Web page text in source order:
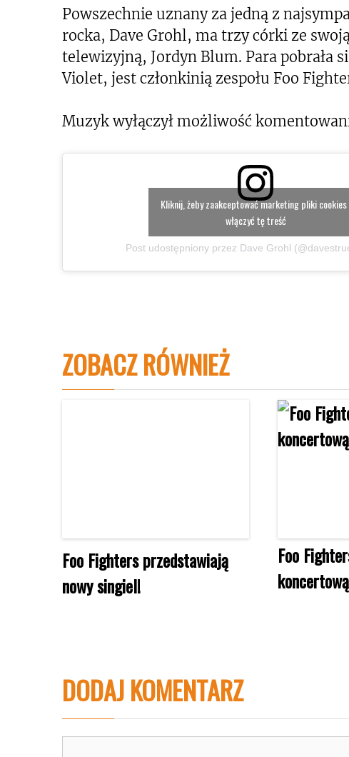
Powszechnie uznany za jedną z
rocka, Dave Grohl, ma trzy córki ze
telewizyjną, Jordyn Blum. Para pobrała
Violet, jest członkinią zespołu Foo
Muzyk wyłączył możliwość
Post udostępniony przez Dave Grohl
Kliknij, żeby zaakceptować marketing pliki
włączyć tę treść
ZOBACZ RÓWNIEŻ
Foo Fighters przedstawiają
nowy singiel!
Foo
DODAJ KOMENTARZ